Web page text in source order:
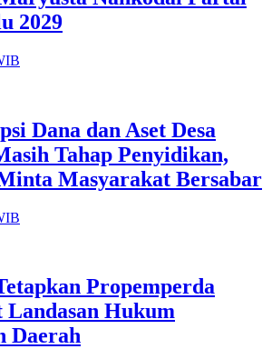
2029
Dana dan Aset Desa
Tahap Penyidikan,
Masyarakat Bersabar
Propemperda
Landasan Hukum
Daerah